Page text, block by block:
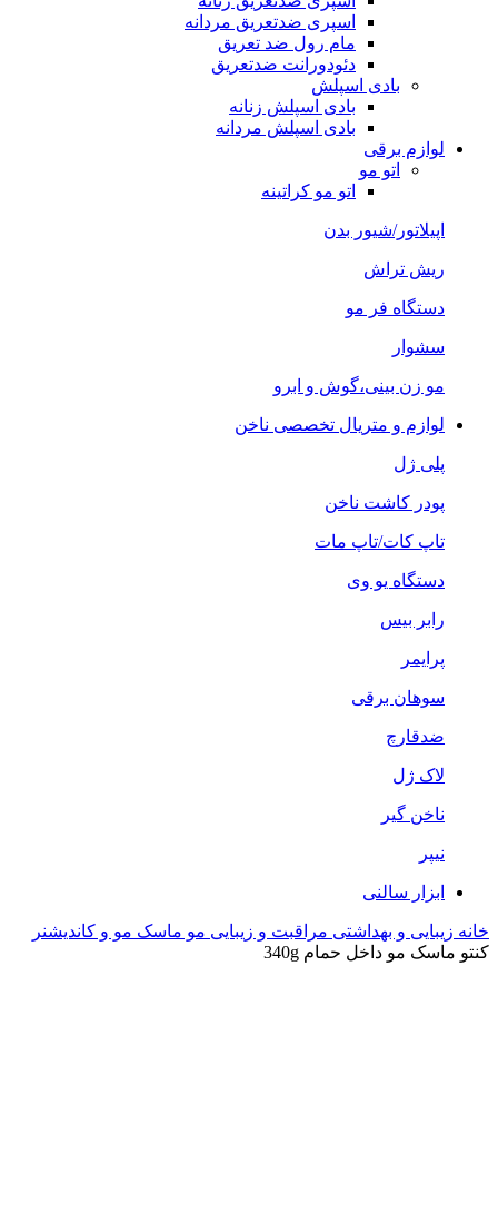
اسپری ضدتعریق مردانه
مام رول ضد تعریق
دئودورانت ضدتعریق
بادی اسپلش
بادی اسپلش زنانه
بادی اسپلش مردانه
لوازم برقی
اتو مو
اتو مو کراتینه
اپیلاتور/شیور بدن
ریش تراش
دستگاه فر مو
سشوار
مو زن بینی،گوش و ابرو
لوازم و متریال تخصصی ناخن
پلی ژل
پودر کاشت ناخن
تاپ کات/تاپ مات
دستگاه یو وی
رابر بیس
پرایمر
سوهان برقی
ضدقارچ
لاک ژل
ناخن گیر
نیپر
ابزار سالنی
خانه زیبایی و بهداشتی مراقبت و زیبایی مو ماسک مو و کاندیشنر
کنتو ماسک مو داخل حمام 340g